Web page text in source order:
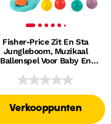
Fisher-Price Zit En Sta
Jungleboom, Muzikaal
Ballenspel Voor Baby En
Verkooppunten